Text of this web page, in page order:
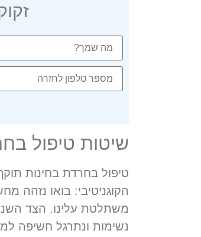
שיטות טיפול
טיפול בחרדת בחינות
הקוגניטיבי: בואו
משתלטת עלינו. הצד
נשימות ונתרגל חשיפה